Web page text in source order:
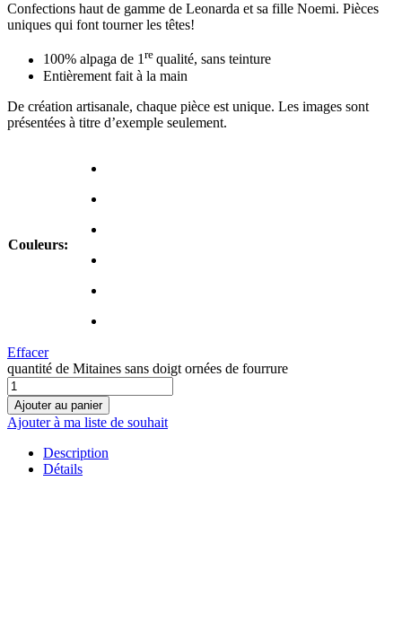
Confections haut de gamme de Leonarda et sa fille Noemi. Pièces
uniques qui font tourner les têtes!
100% alpaga de 1re qualité, sans teinture
Entièrement fait à la main
De création artisanale, chaque pièce est unique. Les images sont
présentées à titre d’exemple seulement.
Couleurs:
Effacer
quantité de Mitaines sans doigt ornées de fourrure
Ajouter au panier
Ajouter à ma liste de souhait
Description
Détails